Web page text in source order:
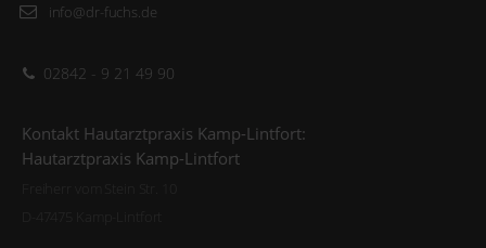
info@dr-fuchs.de
02842 - 9 21 49 90
Kontakt Hautarztpraxis Kamp-Lintfort:
Hautarztpraxis Kamp-Lintfort